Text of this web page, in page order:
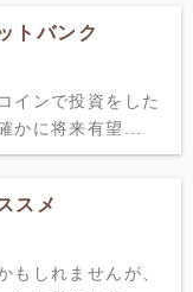
トバンク
インで投資をした
かに将来有望...
スメ
もしれませんが、